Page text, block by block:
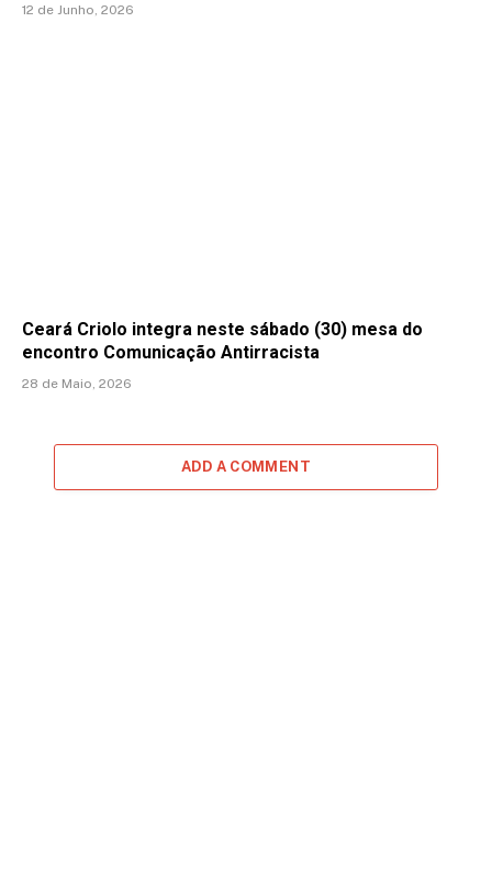
12 de Junho, 2026
Ceará Criolo integra neste sábado (30) mesa do
encontro Comunicação Antirracista
28 de Maio, 2026
ADD A COMMENT